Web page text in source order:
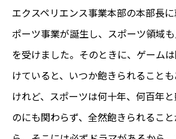
エクスペリエンス事業本部の本部長
ポーツ事業が誕生し、スポーツ領域
を受けました。そのときに、ゲーム
けていると、いつか飽きられること
けれど、スポーツは何十年、何百年
のにも関わらず、全然飽きられるこ